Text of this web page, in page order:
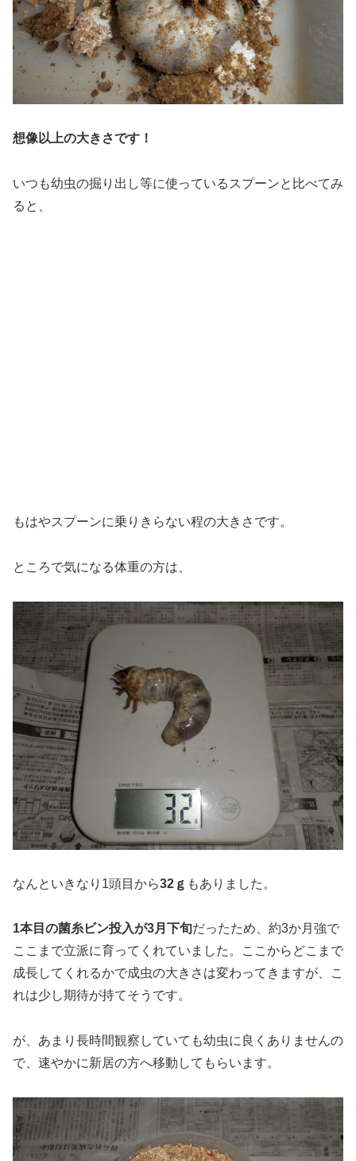
想像以上の大きさです！
いつも幼虫の掘り出し等に使っているスプーンと比べてみ
ると、
もはやスプーンに乗りきらない程の大きさです。
ところで気になる体重の方は、
なんといきなり1頭目から32ｇ もありました。
1本目の菌糸ビン投入が3月下旬だったため、約3か月強で
ここまで立派に育ってくれていました。ここからどこまで
成長してくれるかで成虫の大きさは変わってきますが、こ
れは少し期待が持てそうです。
が、あまり長時間観察していても幼虫に良くありませんの
で、速やかに新居の方へ移動してもらいます。